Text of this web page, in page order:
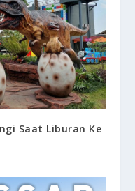
Saat Liburan Ke